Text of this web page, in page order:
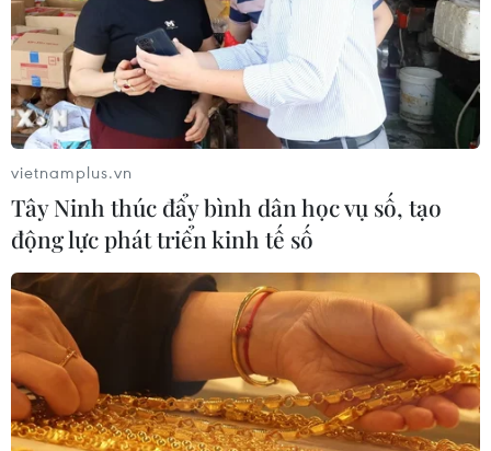
vietnamplus.vn
Tây Ninh thúc đẩy bình dân học vụ số, tạo
động lực phát triển kinh tế số